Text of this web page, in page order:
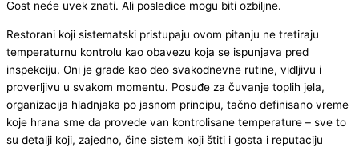
Gost neće uvek znati. Ali posledice mogu biti ozbiljne.
Restorani koji sistematski pristupaju ovom pitanju ne tretiraju
temperaturnu kontrolu kao obavezu koja se ispunjava pred
inspekciju. Oni je grade kao deo svakodnevne rutine, vidljivu i
proverljivu u svakom momentu. Posuđe za čuvanje toplih jela,
organizacija hladnjaka po jasnom principu, tačno definisano vreme
koje hrana sme da provede van kontrolisane temperature – sve to
su detalji koji, zajedno, čine sistem koji štiti i gosta i reputaciju